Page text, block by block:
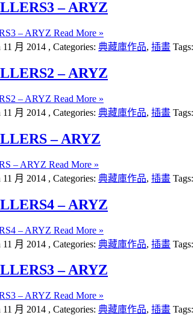
– ARYZ
Read More »
11 月 2014 , Categories: 典藏庫作品, 插畫 Tags:
– ARYZ
Read More »
11 月 2014 , Categories: 典藏庫作品, 插畫 Tags:
– ARYZ
Read More »
11 月 2014 , Categories: 典藏庫作品, 插畫 Tags:
– ARYZ
Read More »
11 月 2014 , Categories: 典藏庫作品, 插畫 Tags:
– ARYZ
Read More »
11 月 2014 , Categories: 典藏庫作品, 插畫 Tags: